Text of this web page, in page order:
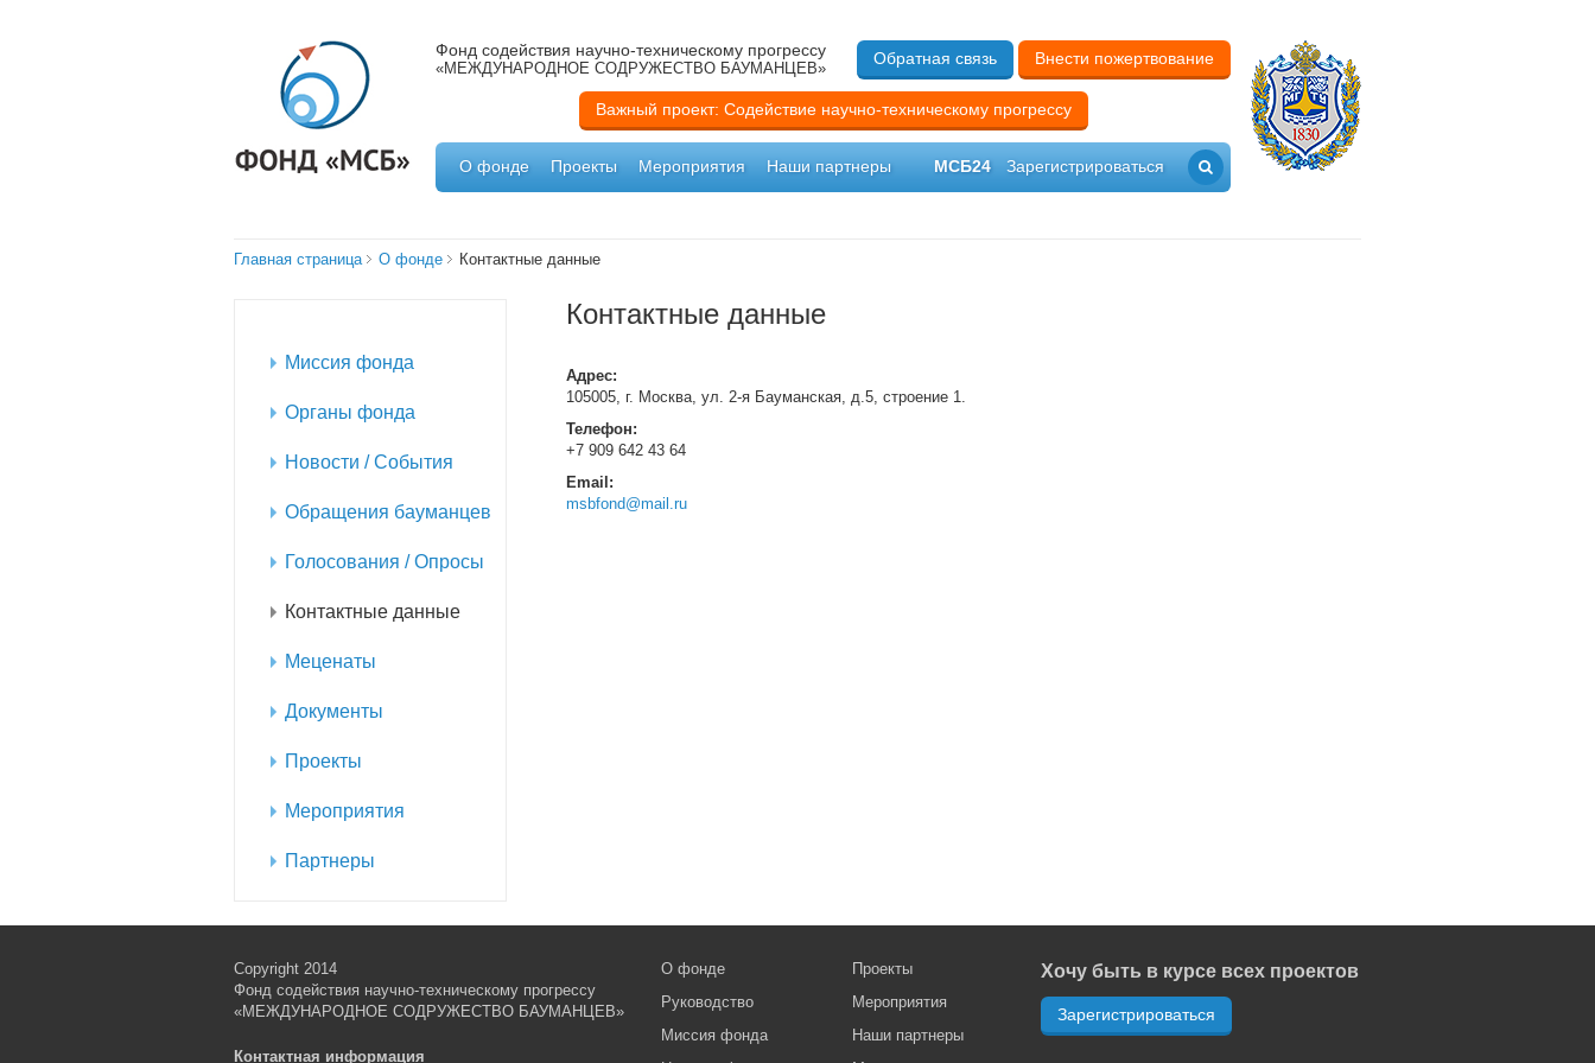
Фонд содействия научно-техническому прогрессу
«МЕЖДУНАРОДНОЕ СОДРУЖЕСТВО БАУМАНЦЕВ»
Обратная связь Внести пожертвование
Важный проект: Содействие научно-техническому прогрессу
МСБ24 Зарегистрироваться
О фонде Проекты Мероприятия Наши партнеры
Главная страница О фонде Контактные данные
Миссия фонда
Органы фонда
Новости / События
Обращения бауманцев
Голосования / Опросы
Контактные данные
Меценаты
Документы
Проекты
Мероприятия
Партнеры
Контактные данные
Адрес:
105005, г. Москва, ул. 2-я Бауманская, д.5, строение 1.
Телефон:
+7 909 642 43 64
Email:
msbfond@mail.ru
Copyright 2014
Фонд содействия научно-техническому прогрессу
«МЕЖДУНАРОДНОЕ СОДРУЖЕСТВО БАУМАНЦЕВ»
Контактная информация
О фонде
Руководство
Миссия фонда
Проекты
Мероприятия
Наши партнеры
Хочу быть в курсе всех проектов
Зарегистрироваться